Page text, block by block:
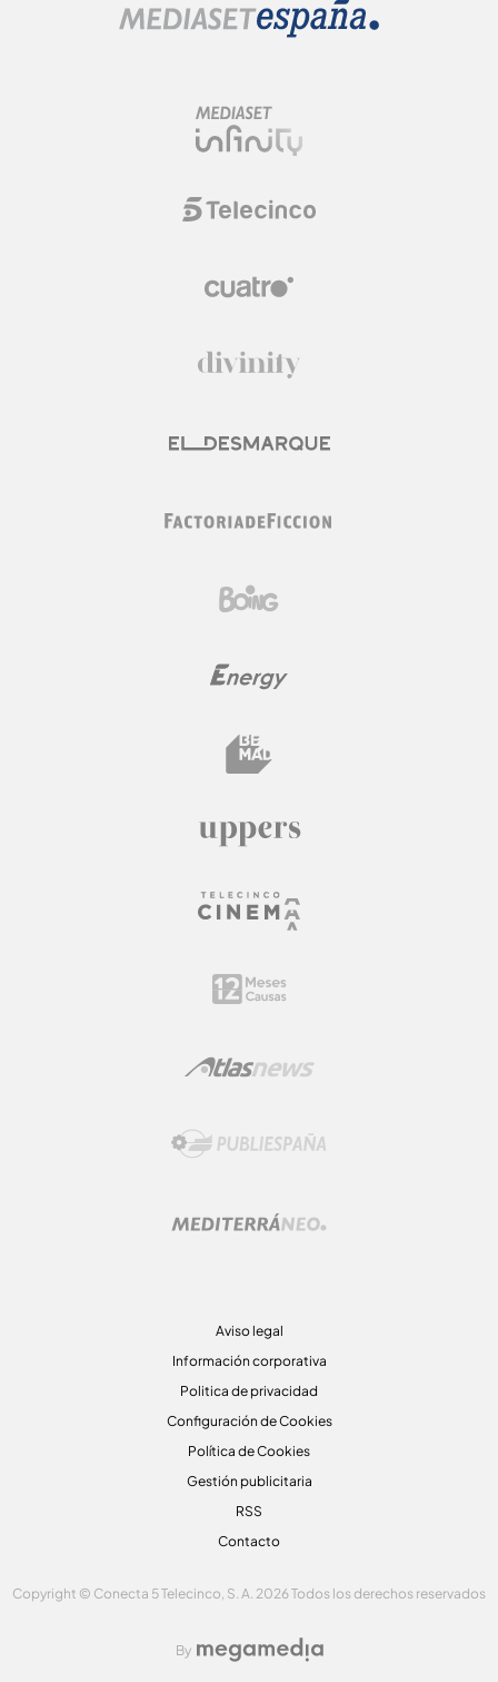
Aviso legal
Información corporativa
Politica de privacidad
Configuración de Cookies
Política de Cookies
Gestión publicitaria
RSS
Contacto
Copyright © Conecta 5 Telecinco, S. A. 2026 Todos los derechos reservados
By